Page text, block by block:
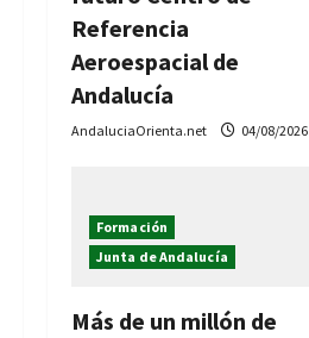
Referencia
Aeroespacial de
Andalucía
AndaluciaOrienta.net 04/08/2026
Formación
Junta de Andalucía
Más de un millón de